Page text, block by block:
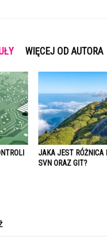
WIĘCEJ OD AUTORA
JAKA JEST RÓŻNICA
SVN ORAZ GIT?